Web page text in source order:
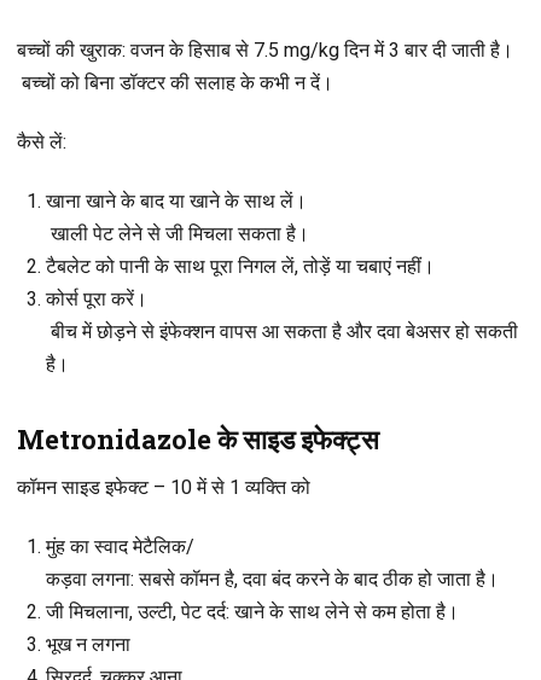
बच्चों की खुराक: वजन के हिसाब से 7.5 mg/kg दिन में 3 बार दी जाती है।
बच्चों को बिना डॉक्टर की सलाह के कभी न दें।
कैसे लें:
खाना खाने के बाद या खाने के साथ लें।
खाली पेट लेने से जी मिचला सकता है।
टैबलेट को पानी के साथ पूरा निगल लें, तोड़ें या चबाएं नहीं।
कोर्स पूरा करें।
बीच में छोड़ने से इंफेक्शन वापस आ सकता है और दवा बेअसर हो सकती
है।
Metronidazole के साइड इफेक्ट्स
कॉमन साइड इफेक्ट – 10 में से 1 व्यक्ति को
मुंह का स्वाद मेटैलिक/
कड़वा लगना: सबसे कॉमन है, दवा बंद करने के बाद ठीक हो जाता है।
जी मिचलाना, उल्टी, पेट दर्द: खाने के साथ लेने से कम होता है।
भूख न लगना